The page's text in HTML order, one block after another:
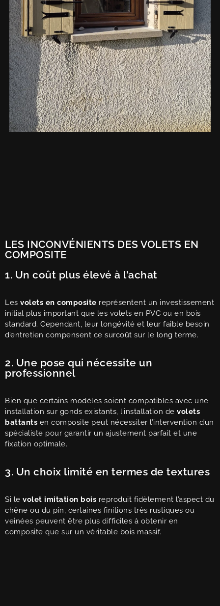
LES INCONVÉNIENTS DES VOLETS EN
COMPOSITE
1. Un coût plus élevé à l’achat
Les volets en composite représentent un investissement
initial plus important que les volets en PVC ou en bois
standard. Cependant, leur longévité et leur faible besoin
d’entretien compensent ce surcoût sur le long terme.
2. Une pose qui nécessite un
professionnel
Bien que certains modèles soient compatibles avec une
installation sur gonds existants, l’installation de volets
battants en composite peut nécessiter l’intervention d’un
spécialiste pour garantir un ajustement parfait et une
fixation optimale.
3. Un choix limité en termes de textures
Si le volet imitation bois reproduit fidèlement l’aspect du
chêne ou du pin, certaines finitions très rustiques ou
veinées peuvent être plus difficiles à obtenir en
composite que sur un véritable bois massif.